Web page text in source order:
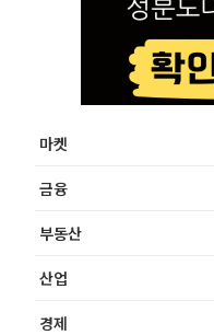
마켓
금융
부동산
산업
경제